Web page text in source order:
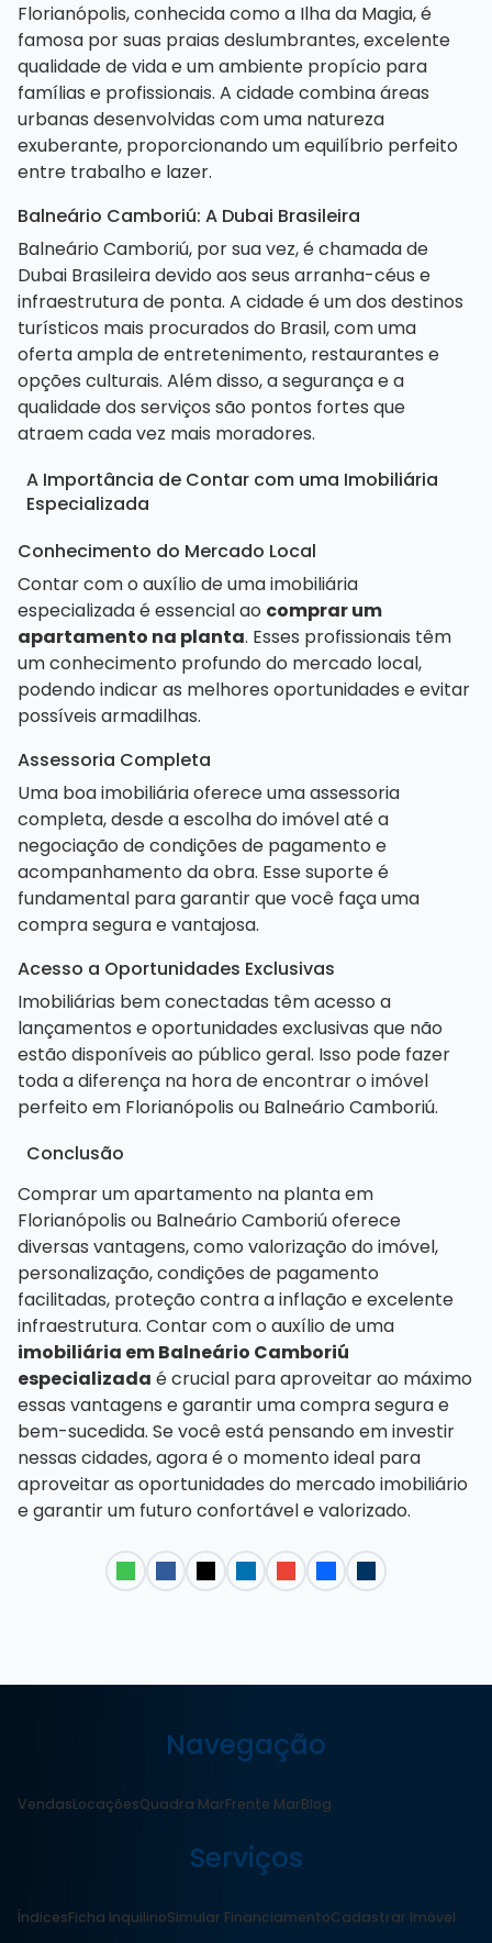
Florianópolis, conhecida como a Ilha da Magia, é
famosa por suas praias deslumbrantes, excelente
qualidade de vida e um ambiente propício para
famílias e profissionais. A cidade combina áreas
urbanas desenvolvidas com uma natureza
exuberante, proporcionando um equilíbrio perfeito
entre trabalho e lazer.
Balneário Camboriú: A Dubai Brasileira
Balneário Camboriú, por sua vez, é chamada de
Dubai Brasileira devido aos seus arranha-céus e
infraestrutura de ponta. A cidade é um dos destinos
turísticos mais procurados do Brasil, com uma
oferta ampla de entretenimento, restaurantes e
opções culturais. Além disso, a segurança e a
qualidade dos serviços são pontos fortes que
atraem cada vez mais moradores.
A Importância de Contar com uma Imobiliária
Especializada
Conhecimento do Mercado Local
Contar com o auxílio de uma imobiliária
especializada é essencial ao comprar um
apartamento na planta. Esses profissionais têm
um conhecimento profundo do mercado local,
podendo indicar as melhores oportunidades e evitar
possíveis armadilhas.
Assessoria Completa
Uma boa imobiliária oferece uma assessoria
completa, desde a escolha do imóvel até a
negociação de condições de pagamento e
acompanhamento da obra. Esse suporte é
fundamental para garantir que você faça uma
compra segura e vantajosa.
Acesso a Oportunidades Exclusivas
Imobiliárias bem conectadas têm acesso a
lançamentos e oportunidades exclusivas que não
estão disponíveis ao público geral. Isso pode fazer
toda a diferença na hora de encontrar o imóvel
perfeito em Florianópolis ou Balneário Camboriú.
Conclusão
Comprar um apartamento na planta em
Florianópolis ou Balneário Camboriú oferece
diversas vantagens, como valorização do imóvel,
personalização, condições de pagamento
facilitadas, proteção contra a inflação e excelente
infraestrutura. Contar com o auxílio de uma
imobiliária em Balneário Camboriú
especializada é crucial para aproveitar ao máximo
essas vantagens e garantir uma compra segura e
bem-sucedida. Se você está pensando em investir
nessas cidades, agora é o momento ideal para
aproveitar as oportunidades do mercado imobiliário
e garantir um futuro confortável e valorizado.
Navegação
VendasLocaçõesQuadra MarFrente MarBlog
Serviços
ÍndicesFicha InquilinoSimular FinanciamentoCadastrar Imóvel